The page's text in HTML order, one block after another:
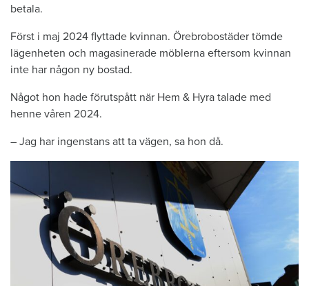
betala.
Först i maj 2024 flyttade kvinnan. Örebrobostäder tömde
lägenheten och magasinerade möblerna eftersom kvinnan
inte har någon ny bostad.
Något hon hade förutspått när Hem & Hyra talade med
henne våren 2024.
– Jag har ingenstans att ta vägen, sa hon då.